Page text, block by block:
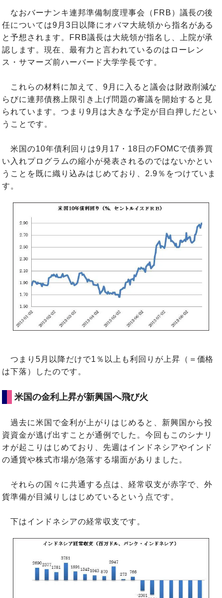
なおバーナンキ連邦準備制度理事会（FRB）議長の後
任については9月3日以降にオバマ大統領から指名がある
と予想されます。FRB議長は大統領が指名し、上院が承
認します。現在、最有力と言われているのはローレン
ス・サマーズ前ハーバード大学学長です。
これらの材料に加えて、9月に入ると議会は財政削減な
らびに連邦債務上限引き上げ問題の審議を開始すると見
られています。つまり9月は大きな予定が目白押しだとい
うことです。
米国の10年債利回りは9月17・18日のFOMCで債券買
い入れプログラムの縮小が発表されるのではないかとい
うことを既に織り込みはじめており、2.9％をつけていま
す。
つまり5月以降だけで1％以上も利回りが上昇（＝価格
は下落）したのです。
米国の金利上昇が新興国へ飛び火
過去に米国で金利が上がりはじめると、新興国から投
資資金が逃げ出すことが通例でした。今回もこのシナリ
オが起こりはじめており、先週はインドネシアやインド
の通貨や株式市場が急落する場面がありました。
それらの国々に共通する点は、経常収支が赤字で、外
貨準備が目減りしはじめているという点です。
下はインドネシアの経常収支です。